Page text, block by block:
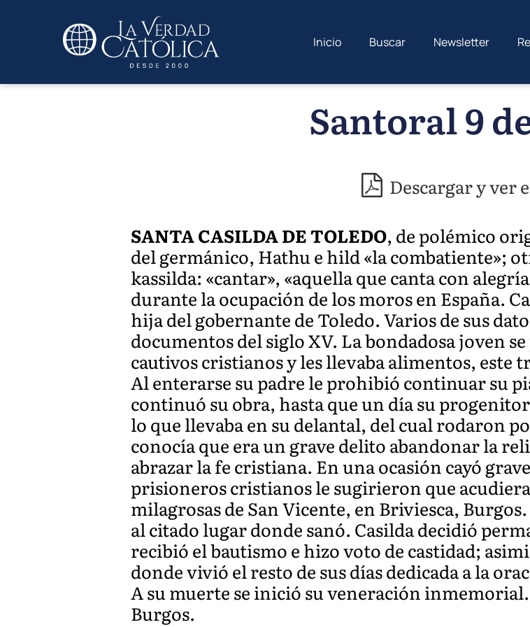
Inicio Buscar Newsletter
Santoral 9
Descargar y ver
SANTA CASILDA DE TOLEDO, de polémico
del germánico, Hathu e hild «la combatiente»;
kassilda: «cantar», «aquella que canta con
durante la ocupación de los moros en España.
hija del gobernante de Toledo. Varios de sus
documentos del siglo XV. La bondadosa joven
cautivos cristianos y les llevaba alimentos, este
Al enterarse su padre le prohibió continuar su
continuó su obra, hasta que un día su
lo que llevaba en su delantal, del cual rodaron
conocía que era un grave delito abandonar la
abrazar la fe cristiana. En una ocasión cayó
prisioneros cristianos le sugirieron que
milagrosas de San Vicente, en Briviesca,
al citado lugar donde sanó. Casilda decidió
recibió el bautismo e hizo voto de castidad;
donde vivió el resto de sus días dedicada a la
A su muerte se inició su veneración
Burgos.